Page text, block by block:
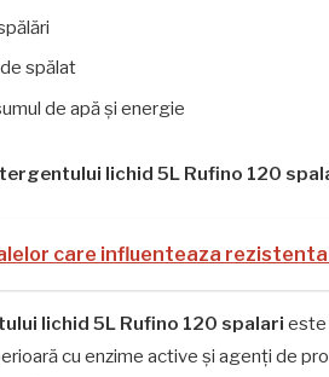
spălat
de apă și energie
lichid 5L Rufino 120
care influenteaza rezistenta
lichid 5L Rufino 120 spalari este
cu enzime active și agenți de